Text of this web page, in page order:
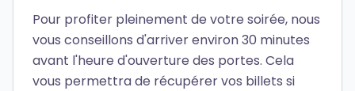
Pour profiter pleinement de votre soirée, nous
vous conseillons d'arriver environ 30 minutes
avant l'heure d'ouverture des portes. Cela
vous permettra de récupérer vos billets si